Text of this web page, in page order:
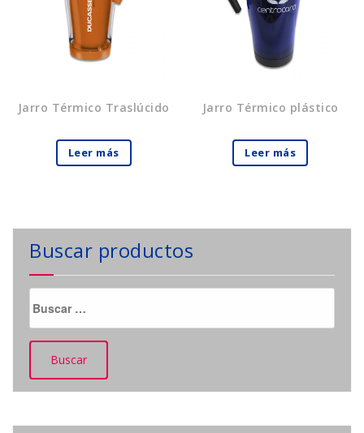
Jarro Térmico Traslúcido
Leer más
Jarro Térmico plástico
Leer más
Buscar productos